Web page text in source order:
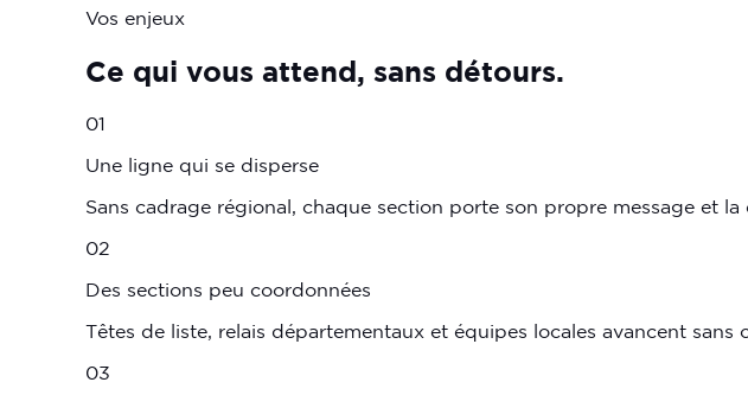
Vos enjeux
Ce qui vous attend, sans détours.
01
Une ligne qui se disperse
Sans cadrage régional, chaque section porte son propre message et la
02
Des sections peu coordonnées
Têtes de liste, relais départementaux et équipes locales avancent
03